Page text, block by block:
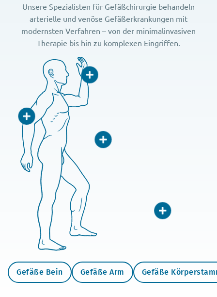
Unsere Spezialisten für Gefäßchirurgie behandeln
arterielle und venöse Gefäßerkrankungen mit
modernsten Verfahren – von der minimalinvasiven
Therapie bis hin zu komplexen Eingriffen.
Gefäße Bein Gefäße Arm Gefäße